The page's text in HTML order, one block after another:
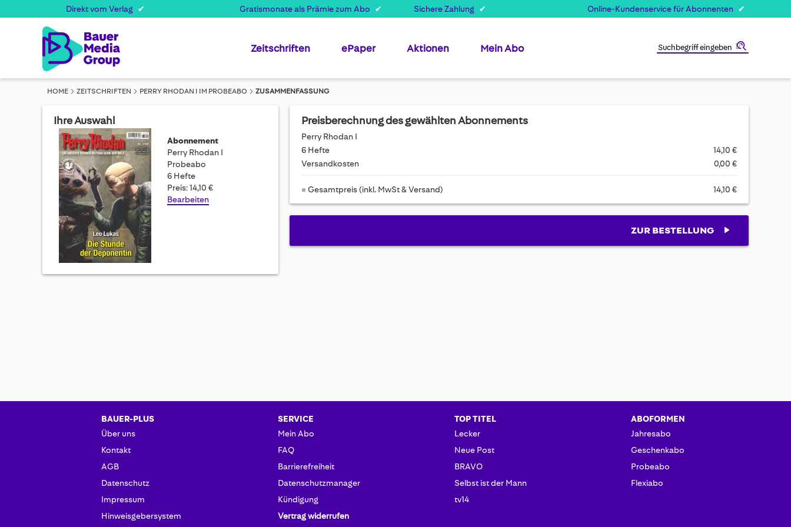
Direkt vom Verlag Gratismonate als Prämie zum Abo Sichere Zahlung Online-Kundenservice für Abonnenten
Zeitschriften ePaper Aktionen Mein Abo
HOME ZEITSCHRIFTEN PERRY RHODAN I IM PROBEABO ZUSAMMENFASSUNG
Ihre Auswahl
Abonnement
Perry Rhodan I
Probeabo
6 Hefte
Preis: 14,10 €
Bearbeiten
Preisberechnung des gewählten Abonnements
Perry Rhodan I
6 Hefte
14,10 €
Versandkosten
0,00 €
= Gesamtpreis (inkl. MwSt & Versand) 14,10 €
ZUR BESTELLUNG
BAUER-PLUS
Über uns
Kontakt
AGB
Datenschutz
Impressum
Hinweisgebersystem
SERVICE
Mein Abo
FAQ
Barrierefreiheit
Datenschutzmanager
Kündigung
Vertrag widerrufen
TOP TITEL
Lecker
Neue Post
BRAVO
Selbst ist der Mann
tv14
ABOFORMEN
Jahresabo
Geschenkabo
Probeabo
Flexiabo